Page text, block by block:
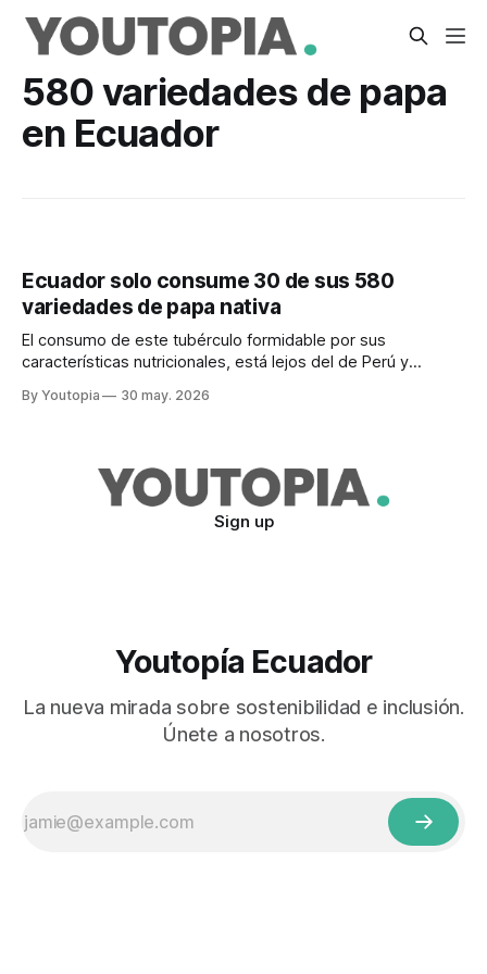
580 variedades de papa
en Ecuador
Ecuador solo consume 30 de sus 580
variedades de papa nativa
El consumo de este tubérculo formidable por sus
características nutricionales, está lejos del de Perú y
preocupantes
By Youtopia 30 may. 2026
Sign up
Youtopía Ecuador
La nueva mirada sobre sostenibilidad e inclusión.
Únete a nosotros.